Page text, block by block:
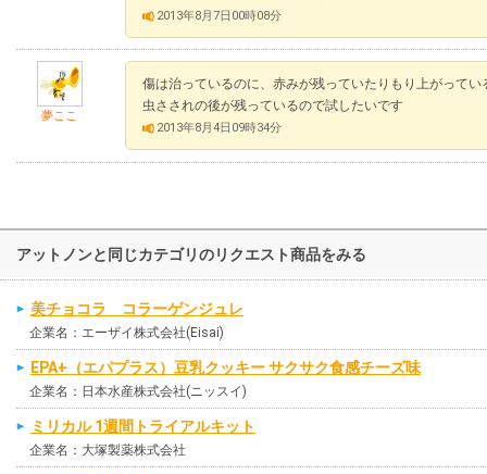
2013年8月7日00時08分
夢ここ
傷は治っているのに、赤みが残っていたりもり上がって
虫さされの後が残っているので試したいです
2013年8月4日09時34分
アットノンと同じカテゴリのリクエスト商品をみる
美チョコラ コラーゲンジュレ
企業名：エーザイ株式会社(Eisai)
EPA+（エパプラス）豆乳クッキー サクサク食感チーズ味
企業名：日本水産株式会社(ニッスイ)
ミリカル 1週間トライアルキット
企業名：大塚製薬株式会社